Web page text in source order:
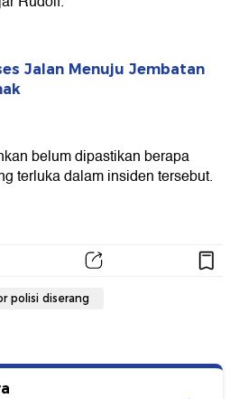
Jalan Menuju Jembatan
belum dipastikan berapa
terluka dalam insiden tersebut.
polisi diserang